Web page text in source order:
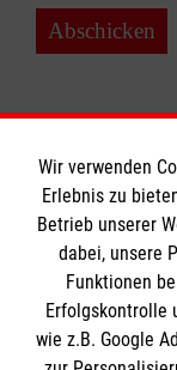
Abschicken
Impressum
Datenschutz
Die
Wir verwenden
Erlebnis zu
Betrieb unserer
dabei, unsere
Funktionen
Erfolgskontrolle
wie z.B. Google